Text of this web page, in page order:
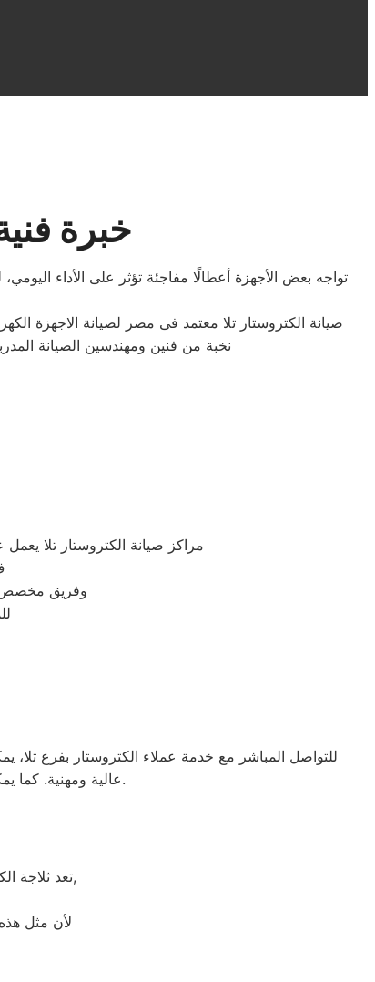
خبرة
تواجه بعض الأجهزة أعطالًا مفاجئة تؤثر على الأداء
صيانة الكتروستار تلا معتمد فى مصر لصيانة الاجهزة
نخبة من فنين ومهندسين الصيانة
مراكز صيانة الكتروستار تلا
وفريق مخصص للرد على كافة
للتواصل المباشر مع خدمة عملاء الكتروستار بفرع
عالية ومهنية. كما يمكنك أيضًا زيارة الموقع الرسمي لالكتروستار مصر للحصول على معلومات إضافية حول الخدمات المقدمة.
تعد ثلاجة الكتروستار هي أهم الأجهزة الكهربائية التي توفرها الشركة و أكثرها مبيعاً بين بقية المنتجات الأخرى,
لأن مثل